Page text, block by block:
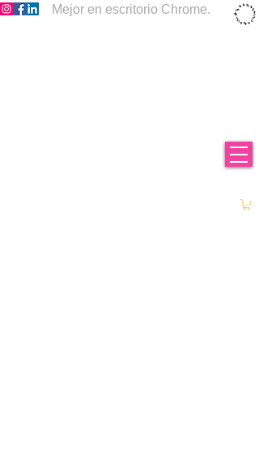
Mejor en escritorio Chrome.